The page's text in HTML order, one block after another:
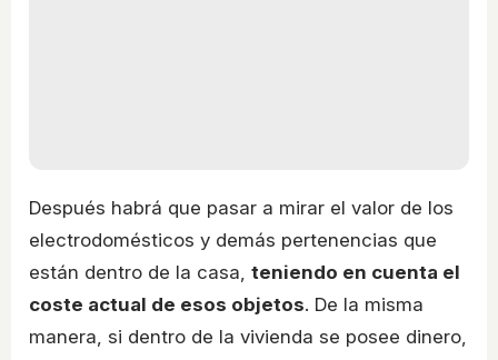
Después habrá que pasar a mirar el valor de los
electrodomésticos y demás pertenencias que
están dentro de la casa, teniendo en cuenta el
coste actual de esos objetos. De la misma
manera, si dentro de la vivienda se posee dinero,